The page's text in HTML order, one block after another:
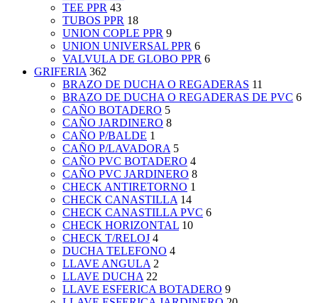
TEE PPR 43
TUBOS PPR 18
UNION COPLE PPR 9
UNION UNIVERSAL PPR 6
VALVULA DE GLOBO PPR 6
GRIFERIA 362
BRAZO DE DUCHA O REGADERAS 11
BRAZO DE DUCHA O REGADERAS DE PVC 6
CAÑO BOTADERO 5
CAÑO JARDINERO 8
CAÑO P/BALDE 1
CAÑO P/LAVADORA 5
CAÑO PVC BOTADERO 4
CAÑO PVC JARDINERO 8
CHECK ANTIRETORNO 1
CHECK CANASTILLA 14
CHECK CANASTILLA PVC 6
CHECK HORIZONTAL 10
CHECK T/RELOJ 4
DUCHA TELEFONO 4
LLAVE ANGULA 2
LLAVE DUCHA 22
LLAVE ESFERICA BOTADERO 9